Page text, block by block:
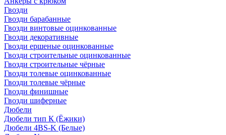
Гвозди
Гвозди барабанные
Гвозди винтовые оцинкованные
Гвозди декоративные
Гвозди ершеные оцинкованные
Гвозди строительные оцинкованные
Гвозди строительные чёрные
Гвозди толевые оцинкованные
Гвозди толевые чёрные
Гвозди финишные
Гвозди шиферные
Дюбели
Дюбели тип К (Ёжики)
Дюбели 4BS-K (Белые)